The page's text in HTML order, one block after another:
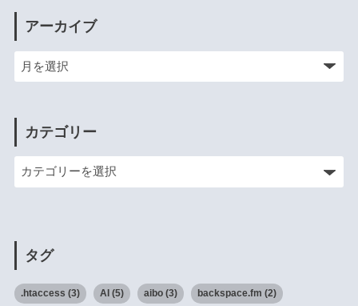
アーカイブ
カテゴリー
タグ
.htaccess (3) AI (5) aibo(3) backspace.fm (2)